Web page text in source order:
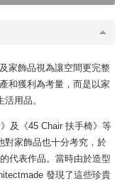
家飾品視為讓空間更完整
和獲利為考量，而是以家
用品。
》及《45 Chair 扶手椅》等
對家飾品也十分考究，於
代表作品。當時由於造型
發現了這些珍貴